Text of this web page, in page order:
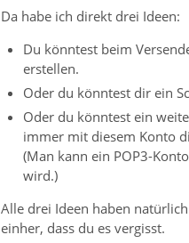
Da habe ich direkt drei Ideen:
Du könntest beim
erstellen.
Oder du könntest dir ein
Oder du könntest ein
immer mit diesem Konto
(Man kann ein POP3-
wird.)
Alle drei Ideen haben
einher, dass du es vergisst.